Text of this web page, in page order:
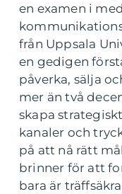
en examen i
från Uppsala
en gedigen
påverka, sälja
mer än två
skapa
kanaler och
på att nå rätt
brinner för att
bara är